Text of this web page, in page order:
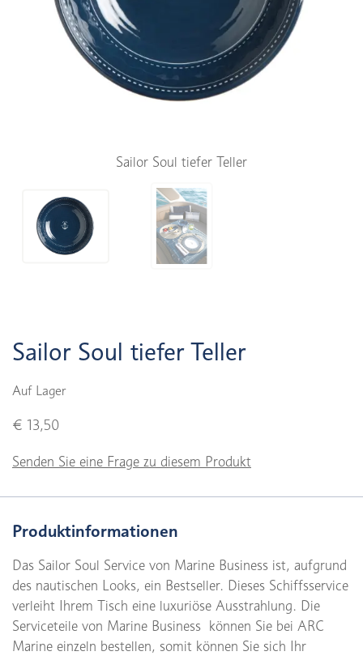
Sailor Soul tiefer Teller
Sailor Soul tiefer Teller
Auf Lager
€ 13,50
Senden Sie eine Frage zu diesem Produkt
Produktinformationen
Das Sailor Soul Service von Marine Business ist, aufgrund
des nautischen Looks, ein Bestseller. Dieses Schiffsservice
verleiht Ihrem Tisch eine luxuriöse Ausstrahlung. Die
Serviceteile von Marine Business können Sie bei ARC
Marine einzeln bestellen, somit können Sie sich Ihr